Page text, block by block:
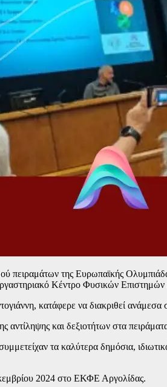
πειραμάτων της Ευρωπαϊκής
Κέντρο Φυσικών
κατάφερε να διακριθεί
αντίληψης και δεξιοτήτων στα
τα καλύτερα δημόσια,
2024 στο ΕΚΦΕ Αργολίδας.